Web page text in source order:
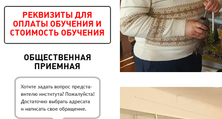
РЕКВИЗИТЫ ДЛЯ
ОПЛАТЫ ОБУЧЕНИЯ И
СТОИМОСТЬ ОБУЧЕНИЯ
ОБЩЕСТВЕННАЯ
ПРИЕМНАЯ